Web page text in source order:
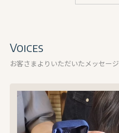
お客さまよりいただいたメッセージ
Voices